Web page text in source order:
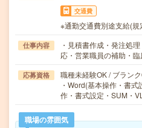
交通費
※通勤交通費別途支給(規
仕事内容
・見積書作成・発注処
応・営業職員の補助・
応募資格
職種未経験OK / ブラン
・Word(基本操作・書
作・書式設定・SUM・
職場の雰囲気